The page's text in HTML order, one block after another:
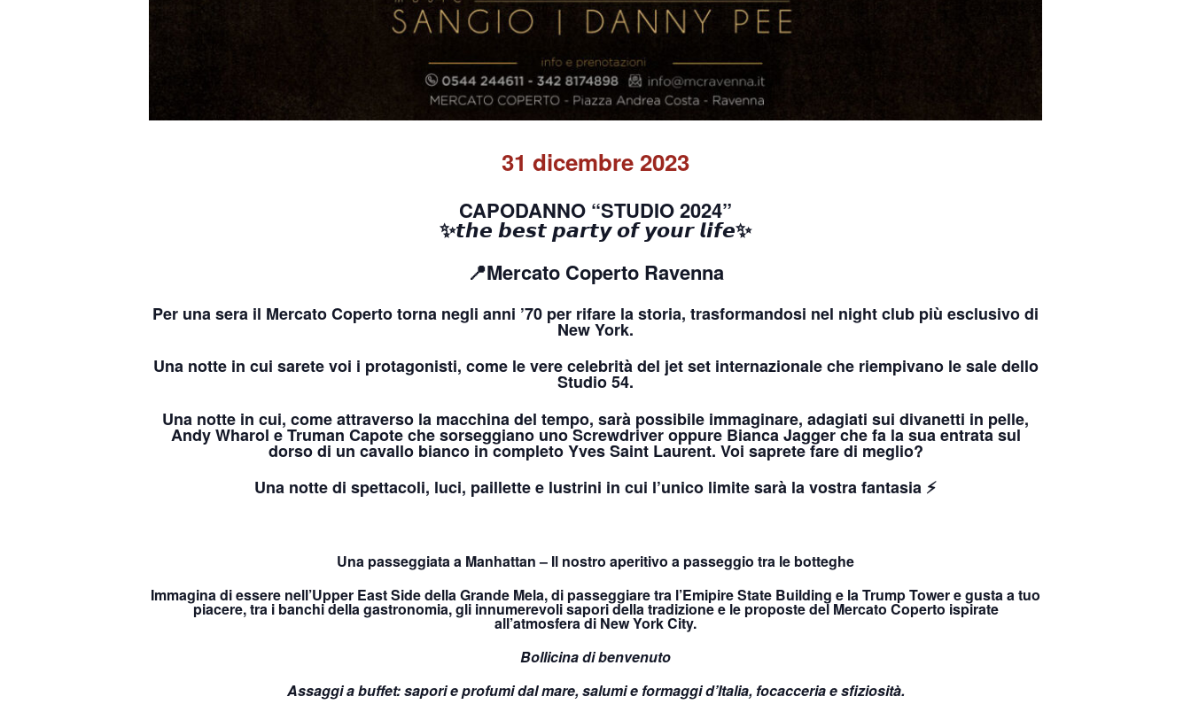
31 dicembre 2023
CAPODANNO “STUDIO 2024”
✨𝙩𝙝𝙚 𝙗𝙚𝙨𝙩𝙥𝙖𝙧𝙩𝙮𝙤𝙛 𝙮𝙤𝙪𝙧 𝙡𝙞𝙛𝙚✨
📍Mercato Coperto Ravenna
Per una sera il Mercato Coperto torna negli anni ’70 per rifare la storia, trasformandosi nel night club più esclusivo di
New York.
Una notte in cui sarete voi i protagonisti, come le vere celebrità del jet set internazionale che riempivano le sale dello
Studio 54.
Una notte in cui, come attraverso la macchina del tempo, sarà possibile immaginare, adagiati sui divanetti in pelle,
Andy Wharol e Truman Capote che sorseggiano uno Screwdriver oppure Bianca Jagger che fa la sua entrata sul
dorso di un cavallo bianco in completo Yves Saint Laurent. Voi saprete fare di meglio?
Una notte di spettacoli, luci, paillette e lustrini in cui l’unico limite sarà la vostra fantasia ⚡
Una passeggiata a Manhattan – Il nostro aperitivo a passeggio tra le botteghe
Immagina di essere nell’Upper East Side della Grande Mela, di passeggiare tra l’Emipire State Building e la Trump Tower e gusta a tuo
piacere, tra i banchi della gastronomia, gli innumerevoli sapori della tradizione e le proposte del Mercato Coperto ispirate
all’atmosfera di New York City.
Bollicina di benvenuto
Assaggi a buffet: sapori e profumi dal mare, salumi e formaggi d’Italia, focacceria e sfiziosità.